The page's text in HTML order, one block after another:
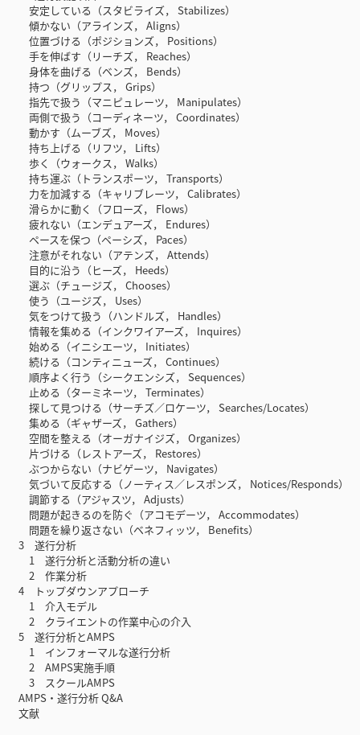
安定している（スタビライズ， Stabilizes）
傾かない（アラインズ， Aligns）
位置づける（ポジションズ， Positions）
手を伸ばす（リーチズ， Reaches）
身体を曲げる（ベンズ， Bends）
持つ（グリップス， Grips）
指先で扱う（マニピュレーツ， Manipulates）
両側で扱う（コーディネーツ， Coordinates）
動かす（ムーブズ， Moves）
持ち上げる（リフツ， Lifts）
歩く（ウォークス， Walks）
持ち運ぶ（トランスポーツ， Transports）
力を加減する（キャリブレーツ， Calibrates）
滑らかに動く（フローズ， Flows）
疲れない（エンデュアーズ， Endures）
ペースを保つ（ペーシズ， Paces）
注意がそれない（アテンズ， Attends）
目的に沿う（ヒーズ， Heeds）
選ぶ（チュージズ， Chooses）
使う（ユージズ， Uses）
気をつけて扱う（ハンドルズ， Handles）
情報を集める（インクワイアーズ， Inquires）
始める（イニシエーツ， Initiates）
続ける（コンティニューズ， Continues）
順序よく行う（シークエンシズ， Sequences）
止める（ターミネーツ， Terminates）
探して見つける（サーチズ／ロケーツ， Searches/Locates）
集める（ギャザーズ， Gathers）
空間を整える（オーガナイジズ， Organizes）
片づける（レストアーズ， Restores）
ぶつからない（ナビゲーツ， Navigates）
気づいて反応する（ノーティス／レスポンズ， Notices/Responds）
調節する（アジャスツ， Adjusts）
問題が起きるのを防ぐ（アコモデーツ， Accommodates）
問題を繰り返さない（ベネフィッツ， Benefits）
3 遂行分析
1 遂行分析と活動分析の違い
2 作業分析
4 トップダウンアプローチ
1 介入モデル
2 クライエントの作業中心の介入
5 遂行分析とAMPS
1 インフォーマルな遂行分析
2 AMPS実施手順
3 スクールAMPS
AMPS・遂行分析 Q&A
文献